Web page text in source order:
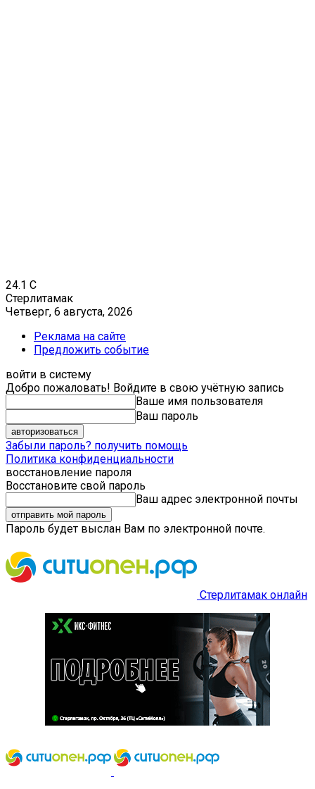
24.1 C
Стерлитамак
Четверг, 6 августа, 2026
Реклама на сайте
Предложить событие
войти в систему
Добро пожаловать! Войдите в свою учётную запись
Ваше имя пользователя
Ваш пароль
Забыли пароль? получить помощь
Политика конфиденциальности
восстановление пароля
Восстановите свой пароль
Ваш адрес электронной почты
Пароль будет выслан Вам по электронной почте.
Стерлитамак онлайн